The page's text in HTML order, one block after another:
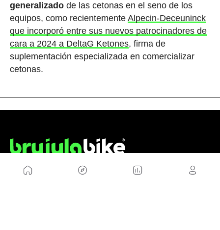
generalizadode las cetonas en el seno de los
equipos, como recientemente Alpecin-Deceuninck
que incorporó entre sus nuevos patrocinadores de
cara a 2024 a DeltaG Ketones, firma de
suplementación especializada en comercializar
cetonas.